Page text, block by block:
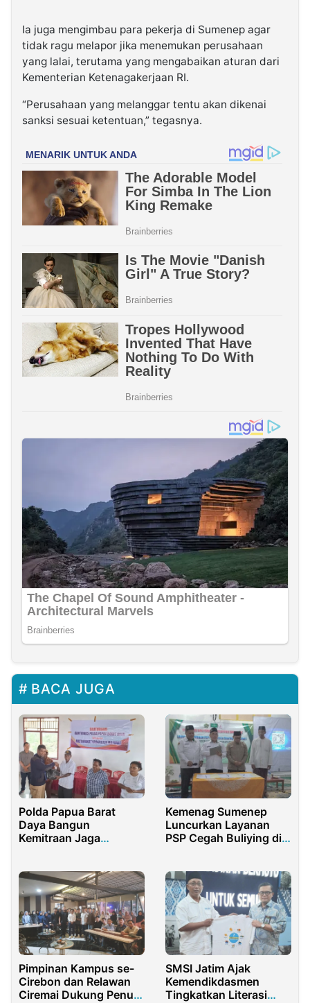
Ia juga mengimbau para pekerja di Sumenep agar
tidak ragu melapor jika menemukan perusahaan
yang lalai, terutama yang mengabaikan aturan dari
Kementerian Ketenagakerjaan RI.
“Perusahaan yang melanggar tentu akan dikenai
sanksi sesuai ketentuan,” tegasnya.
BACA JUGA
Polda Papua Barat
Daya Bangun
Kemitraan Jaga
Kemenag Sumenep
Luncurkan Layanan
PSP Cegah Buliying di
Pimpinan Kampus se-
Cirebon dan Relawan
Ciremai Dukung Penuh
SMSI Jatim Ajak
Kemendikdasmen
Tingkatkan Literasi